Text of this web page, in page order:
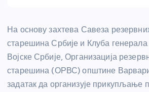
На основу захтева Савеза
старешина Србије и Клуба
Војске Србије, Организација
старешина (ОРВС) општине
задатак да организује прикупљање